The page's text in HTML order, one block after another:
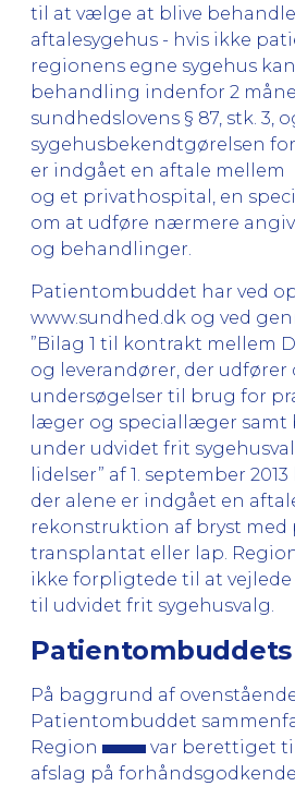
til at vælge at blive
aftalesygehus - hvis ikke
regionens egne sygehus
behandling indenfor 2
sundhedslovens § 87, stk. 3,
sygehusbekendtgørelsen
er indgået en aftale mellem
og et privathospital, en
om at udføre nærmere
og behandlinger.
Patientombuddet har ved
www.sundhed.dk og ved
”Bilag 1 til kontrakt mellem
og leverandører, der udfører
undersøgelser til brug for
læger og speciallæger samt
under udvidet frit
lidelser” af 1. september
der alene er indgået en
rekonstruktion af bryst med
transplantat eller lap.
ikke forpligtede til at vejlede
til udvidet frit sygehusvalg.
På baggrund af
Patientombuddet
Region
var berettiget
afslag på